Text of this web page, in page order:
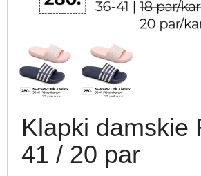
Klapki damskie
41 / 20 par